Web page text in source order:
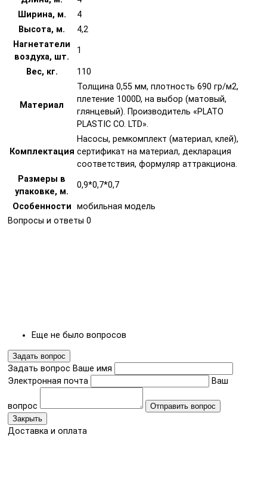
Ширина, м.
4
Высота, м.
4,2
Нагнетатели
воздуха, шт.
1
Вес, кг. 110
Материал
Толщина 0,55 мм, плотность 690 гр/м2,
плетение 1000D, на выбор (матовый,
глянцевый). Производитель «PLATO
PLASTIC CO. LTD».
Комплектация
Насосы, ремкомплект (материал, клей),
сертификат на материал, декларация
соответствия, формуляр аттракциона.
Размеры в
упаковке, м.
0,9*0,7*0,7
Особенности мобильная модель
Вопросы и ответы 0
Еще не было вопросов
Задать вопрос
Задать вопрос Ваше имя
Электронная почта
Ваш
вопрос
Отправить вопрос
Закрыть
Доставка и оплата